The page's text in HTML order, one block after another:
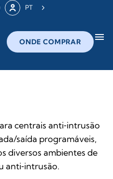
PT
ONDE COMPRAR menu
centrais anti‑intrusão
saída programáveis,
diversos ambientes de
anti‑intrusão.